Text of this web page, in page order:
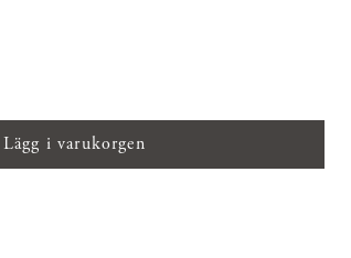
Lägg i varukorgen